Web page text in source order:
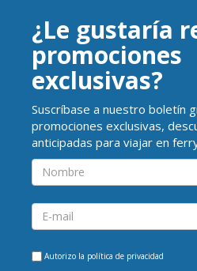
¿Le gustaría
promociones
exclusivas?
Suscríbase a nuestro boletín
promociones exclusivas,
anticipadas para viajar en
Autorizo la política de privacidad